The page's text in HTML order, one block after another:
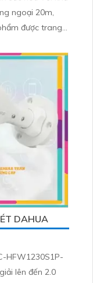
ngoại 20m,
DAHUA
HFW1230S1P-
lên đến 2.0